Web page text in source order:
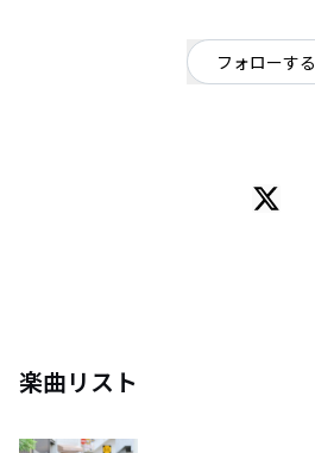
フォローする
楽曲リスト